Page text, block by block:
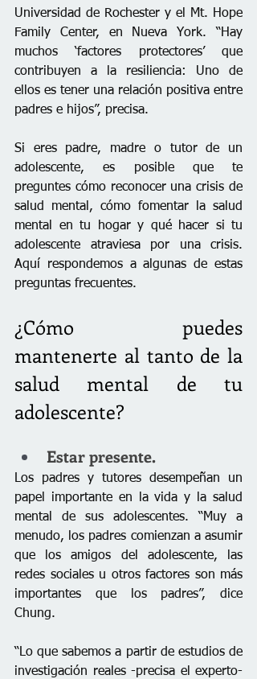
Universidad de Rochester y el Mt. Hope
Family Center, en Nueva York. “Hay
muchos ‘factores protectores’ que
contribuyen a la resiliencia: Uno de
ellos es tener una relación positiva entre
padres e hijos”, precisa.
Si eres padre, madre o tutor de un
adolescente, es posible que te
preguntes cómo reconocer una crisis de
salud mental, cómo fomentar la salud
mental en tu hogar y qué hacer si tu
adolescente atraviesa por una crisis.
Aquí respondemos a algunas de estas
preguntas frecuentes.
¿Cómo puedes
mantenerte al tanto de la
salud mental de tu
adolescente?
Estar presente.
Los padres y tutores desempeñan un
papel importante en la vida y la salud
mental de sus adolescentes. “Muy a
menudo, los padres comienzan a asumir
que los amigos del adolescente, las
redes sociales u otros factores son más
importantes que los padres”, dice
Chung.
“Lo que sabemos a partir de estudios de
investigación reales -precisa el experto-